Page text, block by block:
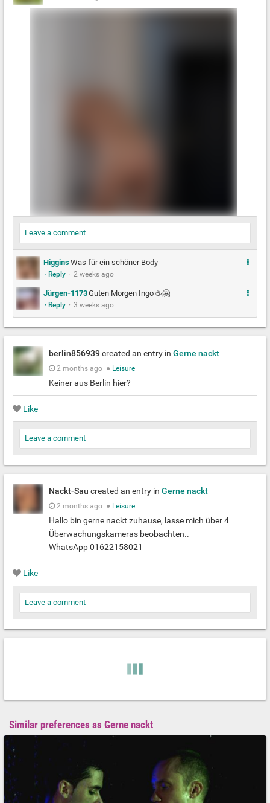
Leave a comment
HigginsWas für ein schöner Body
· Reply · 2 weeks ago
M
Jürgen-1173Guten Morgen Ingo ☕🤗
· Reply · 3 weeks ago
M
h
r
berlin856939created an entry in Gerne nackt
2 months ago ● Leisure
Keiner aus Berlin hier?
Like
Leave a comment
Nackt-Sau created an entry in Gerne nackt
2 months ago ● Leisure
Hallo bin gerne nackt zuhause, lasse mich über 4
Überwachungskameras beobachten..
WhatsApp 01622158021
Like
Leave a comment
Similar preferences as Gerne nackt